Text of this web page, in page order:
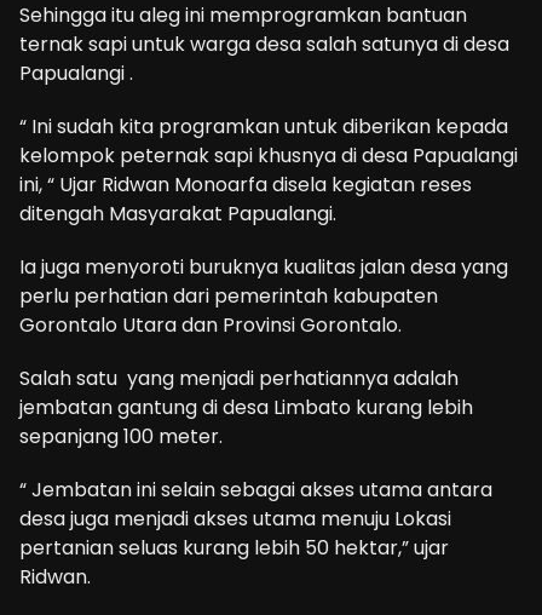
Sehingga itu aleg ini memprogramkan bantuan
ternak sapi untuk warga desa salah satunya di desa
Papualangi .
“ Ini sudah kita programkan untuk diberikan kepada
kelompok peternak sapi khusnya di desa Papualangi
ini, “ Ujar Ridwan Monoarfa disela kegiatan reses
ditengah Masyarakat Papualangi.
Ia juga menyoroti buruknya kualitas jalan desa yang
perlu perhatian dari pemerintah kabupaten
Gorontalo Utara dan Provinsi Gorontalo.
Salah satu yang menjadi perhatiannya adalah
jembatan gantung di desa Limbato kurang lebih
sepanjang 100 meter.
“ Jembatan ini selain sebagai akses utama antara
desa juga menjadi akses utama menuju Lokasi
pertanian seluas kurang lebih 50 hektar,” ujar
Ridwan.